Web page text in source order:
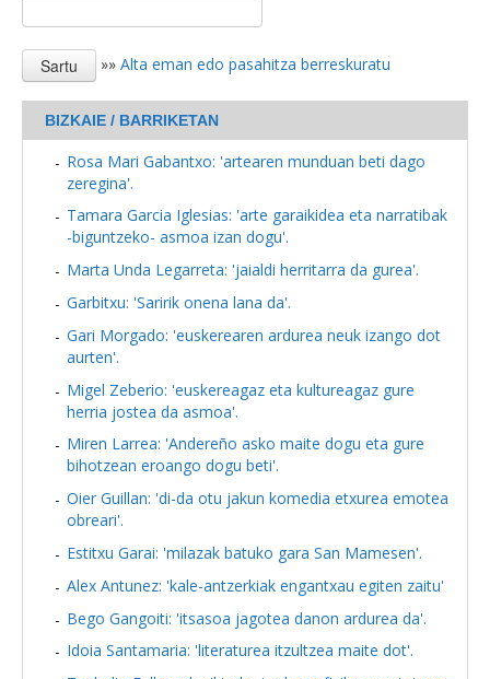
»» Alta eman edo pasahitza berreskuratu
BIZKAIE / BARRIKETAN
Rosa Mari Gabantxo: 'artearen munduan beti dago
zeregina'.
Tamara Garcia Iglesias: 'arte garaikidea eta narratibak
-biguntzeko- asmoa izan dogu'.
Marta Unda Legarreta: 'jaialdi herritarra da gurea'.
Garbitxu: 'Saririk onena lana da'.
Gari Morgado: 'euskerearen ardurea neuk izango dot
aurten'.
Migel Zeberio: 'euskereagaz eta kultureagaz gure
herria jostea da asmoa'.
Miren Larrea: 'Andereño asko maite dogu eta gure
bihotzean eroango dogu beti'.
Oier Guillan: 'di-da otu jakun komedia etxurea emotea
obreari'.
Estitxu Garai: 'milazak batuko gara San Mamesen'.
Alex Antunez: 'kale-antzerkiak engantxau egiten zaitu'
Bego Gangoiti: 'itsasoa jagotea danon ardurea da'.
Idoia Santamaria: 'literaturea itzultzea maite dot'.